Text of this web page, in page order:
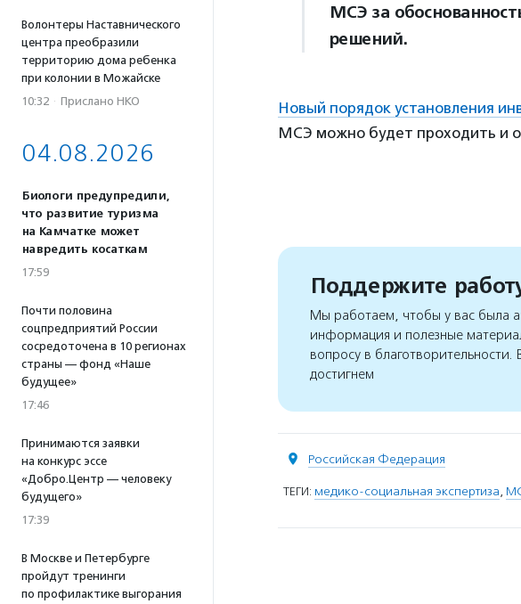
Волонтеры Наставнического
центра преобразили
территорию дома ребенка
при колонии в Можайске
10:32 · Прислано НКО
04.08.2026
Биологи предупредили,
что развитие туризма
на Камчатке может
навредить косаткам
17:59
Почти половина
соцпредприятий России
сосредоточена в 10 регионах
страны — фонд «Наше
будущее»
17:46
Принимаются заявки
на конкурс эссе
«Добро.Центр — человеку
будущего»
17:39
В Москве и Петербурге
пройдут тренинги
по профилактике выгорания
МСЭ за
решений.
Новый порядок установления
МСЭ можно будет проходить и
Поддержите
Мы работаем, чтобы у вас была
информация и полезные
вопросу в благотворительности.
достигнем
Российская Федерация
ТЕГИ: медико-социальная экспертиза,